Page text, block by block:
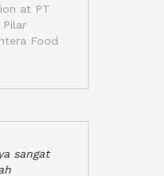
at PT
Pilar
Food
sangat